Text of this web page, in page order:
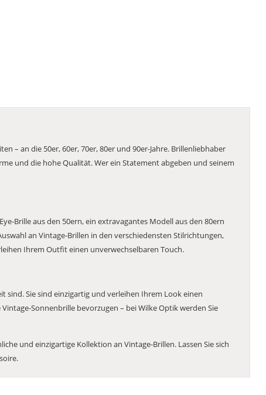
– an die 50er, 60er, 70er, 80er und 90er-Jahre. Brillenliebhaber
und die hohe Qualität. Wer ein Statement abgeben und seinem
Brille aus den 50ern, ein extravagantes Modell aus den 80ern
an Vintage-Brillen in den verschiedensten Stilrichtungen,
Ihrem Outfit einen unverwechselbaren Touch.
sind. Sie sind einzigartig und verleihen Ihrem Look einen
Sonnenbrille bevorzugen – bei Wilke Optik werden Sie
und einzigartige Kollektion an Vintage-Brillen. Lassen Sie sich